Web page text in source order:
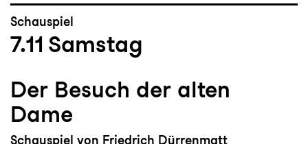
Schauspiel
7.11 Samstag
Der Besuch der alten
Dame
Schauspiel von Friedrich Dürrenmatt